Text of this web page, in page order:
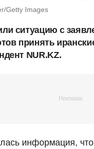
Getty Images
ситуацию с
принять
NUR.KZ.
информация,